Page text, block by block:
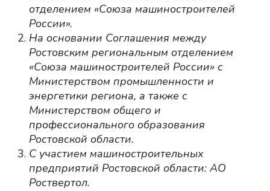
отделением «Союза машиностроителей
России».
На основании Соглашения между
Ростовским региональным отделением
«Союза машиностроителей России» с
Министерством промышленности и
энергетики региона, а также с
Министерством общего и
профессионального образования
Ростовской области.
С участием машиностроительных
предприятий Ростовской области: АО
Роствертол.